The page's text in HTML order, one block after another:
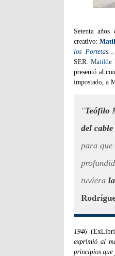
Setenta
creativo:
los Porretas.
SER.Matilde
presentó al
impostado, a
"Teófilo
del
para que
tuviera
1946
exprimió al
principios que